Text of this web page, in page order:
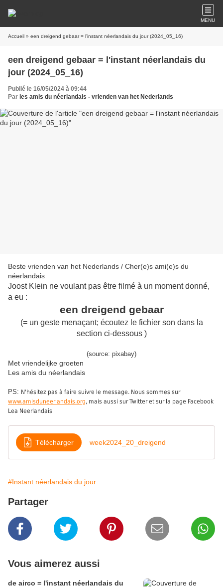
MENU
Accueil » een dreigend gebaar = l'instant néerlandais du jour (2024_05_16)
een dreigend gebaar = l'instant néerlandais du
jour (2024_05_16)
Publié le 16/05/2024 à 09:44
Par les amis du néerlandais - vrienden van het Nederlands
Beste vrienden van het Nederlands / Cher(e)s ami(e)s du
néerlandais
Joost Klein ne voulant pas être filmé à un moment donné,
a eu :
een dreigend gebaar
(= un geste menaçant; écoutez le fichier son dans la
section ci-dessous )
(source: pixabay)
Met vriendelijke groeten
Les amis du néerlandais
PS: N'hésitez pas à faire suivre le message. Nous sommes sur
www.amisduneerlandais.org, mais aussi sur Twitter et sur la page Facebook
Lea Neerlandais
Télécharger week2024_20_dreigend
#Instant néerlandais du jour
Partager
Vous aimerez aussi
de airco = l'instant néerlandais du